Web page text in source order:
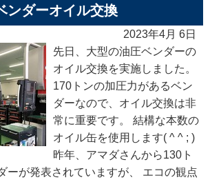
ンダーオイル交換
2023年4月 6日
先日、大型の油圧ベンダーの
オイル交換を実施しました。
170トンの加圧力があるベン
ダーなので、オイル交換は非
常に重要です。 結構な本数の
オイル缶を使用します( ^ ^ ; )
昨年、アマダさんから130ト
ーが発表されていますが、 エコの観点